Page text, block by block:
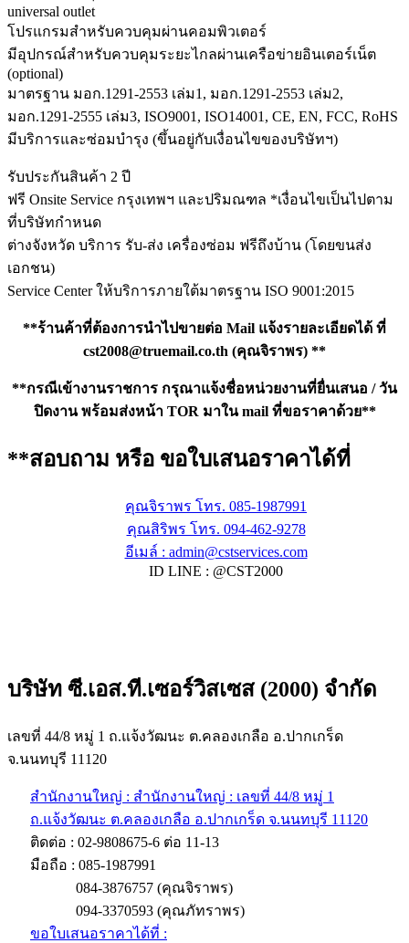
universal outlet
โปรแกรมสำหรับควบคุมผ่านคอมพิวเตอร์
มีอุปกรณ์สำหรับควบคุมระยะไกลผ่านเครือข่ายอินเตอร์เน็ต
(optional)
มาตรฐาน มอก.1291-2553 เล่ม1, มอก.1291-2553 เล่ม2,
มอก.1291-2555 เล่ม3, ISO9001, ISO14001, CE, EN, FCC, RoHS
มีบริการและซ่อมบำรุง (ขึ้นอยู่กับเงื่อนไขของบริษัทฯ)
รับประกันสินค้า 2 ปี
ฟรี Onsite Service กรุงเทพฯ และปริมณฑล *เงื่อนไขเป็นไปตาม
ที่บริษัทกำหนด
ต่างจังหวัด บริการ รับ-ส่ง เครื่องซ่อม ฟรีถึงบ้าน (โดยขนส่ง
เอกชน)
Service Center ให้บริการภายใต้มาตรฐาน ISO 9001:2015
**ร้านค้าที่ต้องการนำไปขายต่อ Mail แจ้งรายละเอียดได้ ที่
cst2008@truemail.co.th (คุณจิราพร) **
**กรณีเข้างานราชการ กรุณาแจ้งชื่อหน่วยงานที่ยื่นเสนอ / วัน
ปิดงาน พร้อมส่งหน้า TOR มาใน mail ที่ขอราคาด้วย**
**สอบถาม หรือ ขอใบเสนอราคาได้ที่
คุณจิราพร โทร. 085-1987991
คุณสิริพร โทร. 094-462-9278
อีเมล์ : admin@cstservices.com
ID LINE : @CST2000
บริษัท ซี.เอส.ที.เซอร์วิสเซส (2000) จำกัด
เลขที่ 44/8 หมู่ 1 ถ.แจ้งวัฒนะ ต.คลองเกลือ อ.ปากเกร็ด
จ.นนทบุรี 11120
สำนักงานใหญ่ : สำนักงานใหญ่ : เลขที่ 44/8 หมู่ 1
ถ.แจ้งวัฒนะ ต.คลองเกลือ อ.ปากเกร็ด จ.นนทบุรี 11120
ติดต่อ : 02-9808675-6 ต่อ 11-13
มือถือ : 085-1987991
084-3876757 (คุณจิราพร)
094-3370593 (คุณภัทราพร)
ขอใบเสนอราคาได้ที่ :